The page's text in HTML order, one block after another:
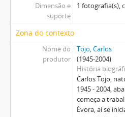
Dimensão e
suporte
1 fotografia(s),
Zona do contexto
Nome do
produtor
Tojo, Carlos
(1945-2004)
História
Carlos Tojo,
1945 - 2004,
começa a
Évora, aí se